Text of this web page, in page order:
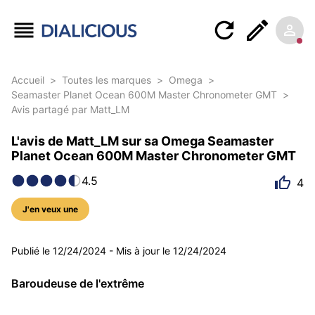
Accueil > Toutes les marques > Omega >
Seamaster Planet Ocean 600M Master Chronometer GMT >
Avis partagé par Matt_LM
L'avis de Matt_LM sur sa Omega Seamaster
Planet Ocean 600M Master Chronometer GMT
4.5
J'en veux une
4
5 photos
Publié le 12/24/2024 - Mis à jour le 12/24/2024
Baroudeuse de l'extrême